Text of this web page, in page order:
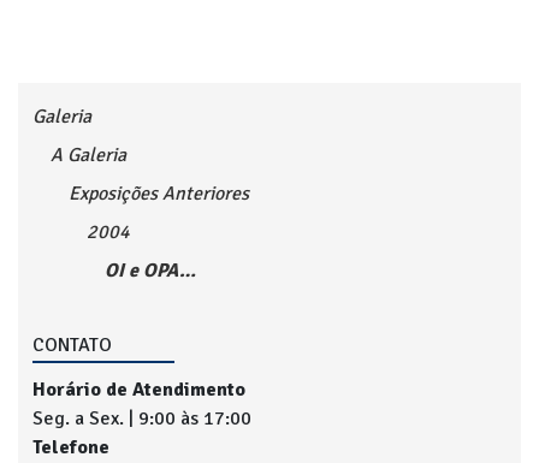
Galeria
A Galeria
Exposições Anteriores
2004
OI e OPA…
CONTATO
Horário de Atendimento
Seg. a Sex. | 9:00 às 17:00
Telefone